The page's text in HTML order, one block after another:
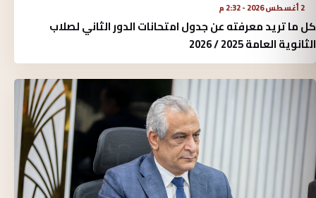
2 أغسطس 2026 - 2:32 م
كل ما تريد معرفته عن جدول امتحانات الدور الثاني لصلاب
الثانوية العامة 2025 / 2026